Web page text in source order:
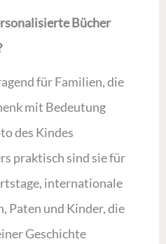
Bücher
für Familien, die
mit Bedeutung
des Kindes
praktisch sind sie für
internationale
Paten und Kinder, die
Geschichte